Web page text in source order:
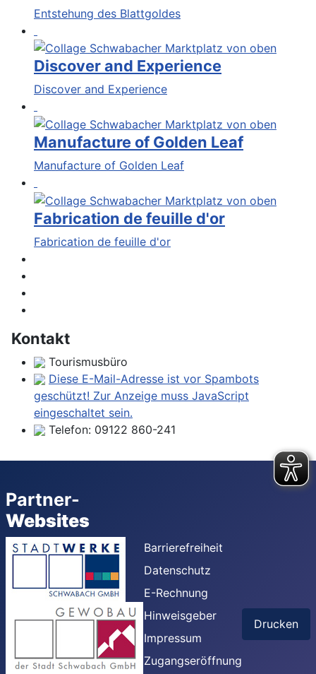
Entstehung des Blattgoldes
Discover and Experience
Discover and Experience
Manufacture of Golden Leaf
Manufacture of Golden Leaf
Fabrication de feuille d'or
Fabrication de feuille d'or
Kontakt
Tourismusbüro
Diese E-Mail-Adresse ist vor Spambots
geschützt! Zur Anzeige muss JavaScript
eingeschaltet sein.
Telefon: 09122 860-241
Partner-
Websites
Barrierefreiheit
Datenschutz
E-Rechnung
Hinweisgeber
Impressum
Zugangseröffnung
Drucken